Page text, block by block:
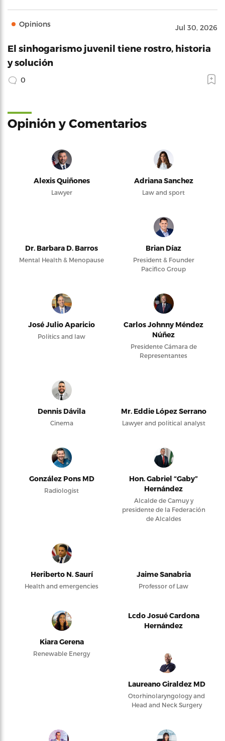
Opinions Jul 30, 2026
El sinhogarismo juvenil tiene rostro, historia
y solución
0
Opinión y Comentarios
Alexis Quiñones
Lawyer
Adriana Sanchez
Law and sport
Dr. Barbara D. Barros
Mental Health & Menopause
Brian Díaz
President & Founder
Pacifico Group
José Julio Aparicio
Politics and law
Carlos Johnny Méndez
Núñez
Presidente Cámara de
Representantes
Dennis Dávila
Cinema
Mr. Eddie López Serrano
Lawyer and political analyst
González Pons MD
Radiologist
Hon. Gabriel “Gaby”
Hernández
Alcalde de Camuy y
presidente de la Federación
de Alcaldes
Heriberto N. Saurí
Health and emergencies
Jaime Sanabria
Professor of Law
Kiara Gerena
Renewable Energy
Lcdo Josué Cardona
Hernández
Laureano Giraldez MD
Otorhinolaryngology and
Head and Neck Surgery